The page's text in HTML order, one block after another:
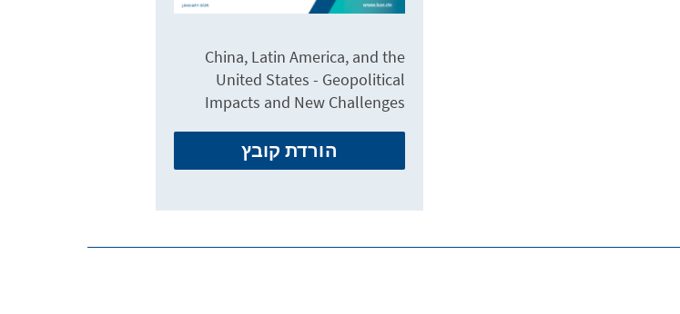
China, Latin America, and the
United States - Geopolitical
Impacts and New Challenges
הורדת קובץ